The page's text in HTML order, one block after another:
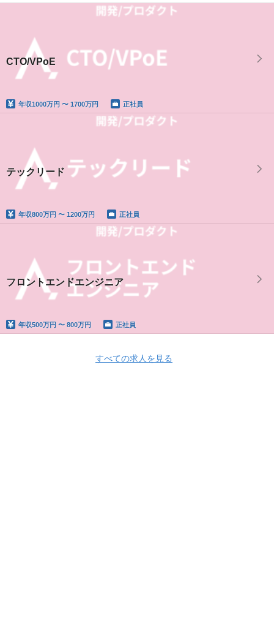
CTO/VPoE
年収1000万円 〜 1700万円 正社員
テックリード
年収800万円 〜 1200万円 正社員
フロントエンドエンジニア
年収500万円 〜 800万円 正社員
すべての求人を見る